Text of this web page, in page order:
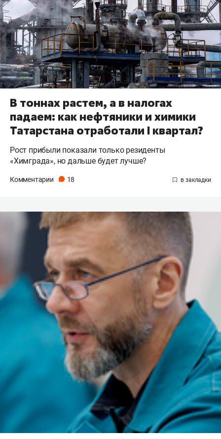
В тоннах растем, а в налогах
падаем: как нефтяники и химики
Татарстана отработали I квартал?
Рост прибыли показали только резиденты
«Химграда», но дальше будет лучше?
Комментарии 18